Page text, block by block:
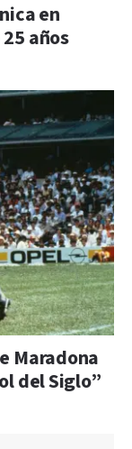
en
años
Maradona
del Siglo”